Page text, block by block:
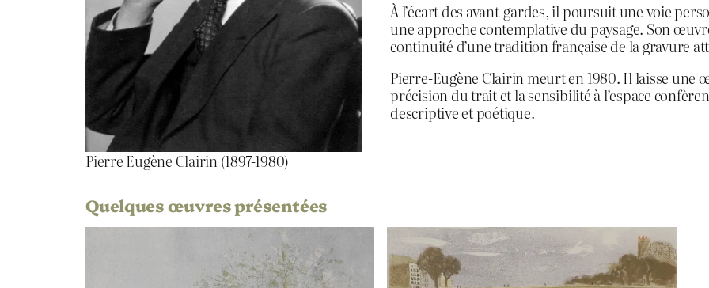
Pierre Eugène Clairin (1897-1980)
À l’écart des avant-gardes, il poursuit une voie
une approche contemplative du paysage. Son
continuité d’une tradition française de la gravure
Pierre-Eugène Clairin meurt en 1980. Il laisse une
précision du trait et la sensibilité à l’espace
descriptive et poétique.
Quelques œuvres présentées